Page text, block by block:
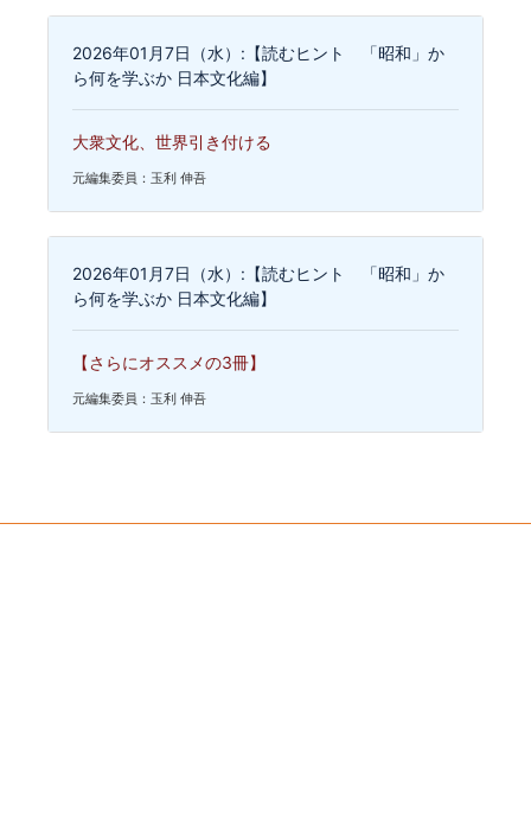
2026年01月7日（水）:【読むヒント 「昭和」か
ら何を学ぶか 日本文化編】
大衆文化、世界引き付ける
元編集委員：玉利 伸吾
2026年01月7日（水）:【読むヒント 「昭和」か
ら何を学ぶか 日本文化編】
【さらにオススメの3冊】
元編集委員：玉利 伸吾